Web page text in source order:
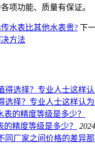
项功能、质量有保证。
水表比其他水表贵? 下
方法
选择？专业人士这样认为
精度等级是多少？